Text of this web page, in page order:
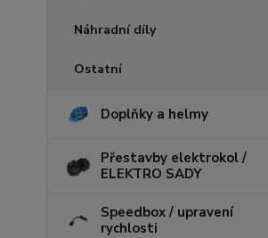
Náhradní díly
Ostatní
Doplňky a helmy
Přestavby elektrokol /
ELEKTRO SADY
Speedbox / upravení
rychlosti